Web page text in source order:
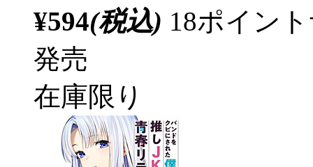
¥594(税込) 18ポイン
発売
在庫限り